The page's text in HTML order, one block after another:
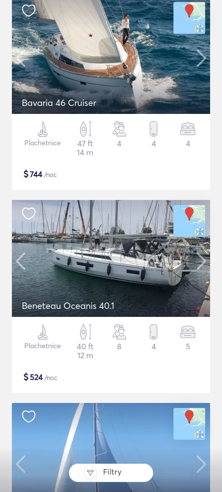
Filtry
Bavaria 46 Cruiser
Plachetnice
47 ft
14 m
4 4 4
$744/noc
Beneteau Oceanis 40.1
Plachetnice
40 ft
12 m
8 4 5
$524/noc